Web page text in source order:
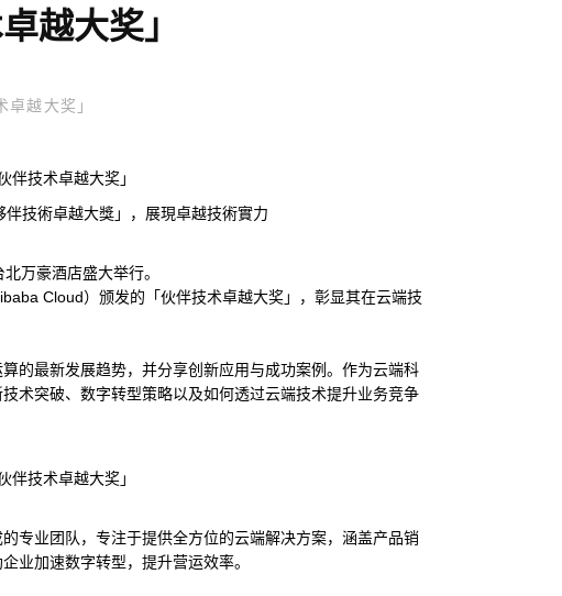
越大奖」
越大奖」
技術卓越大獎」，展現卓越技術實力
万豪酒店盛大举行。
Cloud）颁发的「伙伴技术卓越大奖」，彰显其在云端技
的最新发展趋势，并分享创新应用与成功案例。作为云端科
术突破、数字转型策略以及如何透过云端技术提升业务竞争
专业团队，专注于提供全方位的云端解决方案，涵盖产品销
业加速数字转型，提升营运效率。